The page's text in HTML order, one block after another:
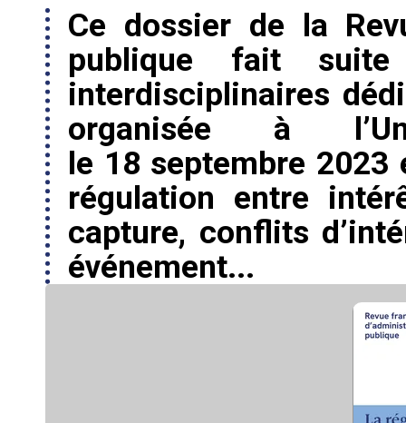
Ce dossier de la
publique fait
interdisciplinaires
organisée à
le 18 septembre 2023
régulation entre
capture, conflits
événement...